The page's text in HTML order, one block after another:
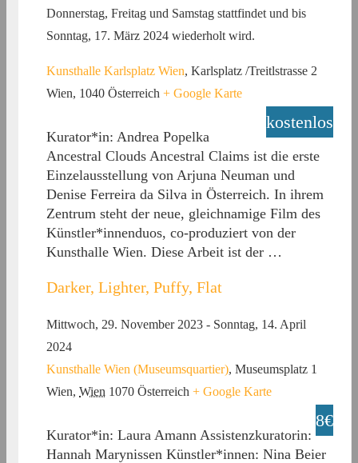
Donnerstag, Freitag und Samstag stattfindet und bis
Sonntag, 17. März 2024 wiederholt wird.
Kunsthalle Karlsplatz Wien, Karlsplatz /Treitlstrasse 2
Wien, 1040 Österreich + Google Karte
kostenlos
Kurator*in: Andrea Popelka
Ancestral Clouds Ancestral Claims ist die erste
Einzelausstellung von Arjuna Neuman und
Denise Ferreira da Silva in Österreich. In ihrem
Zentrum steht der neue, gleichnamige Film des
Künstler*innenduos, co-produziert von der
Kunsthalle Wien. Diese Arbeit ist der …
Darker, Lighter, Puffy, Flat
Mittwoch, 29. November 2023 - Sonntag, 14. April
2024
Kunsthalle Wien (Museumsquartier), Museumsplatz 1
Wien, Wien 1070 Österreich + Google Karte
8€
Kurator*in: Laura Amann Assistenzkuratorin:
Hannah Marynissen Künstler*innen: Nina Beier